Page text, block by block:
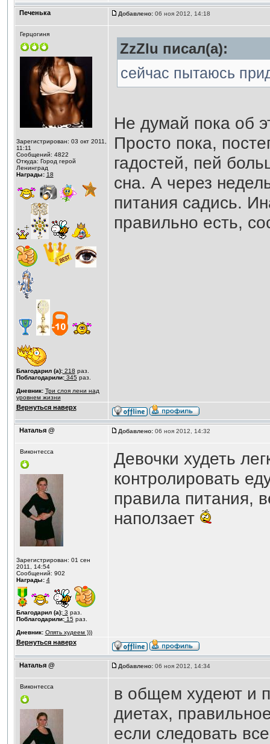
Печенька Добавлено:06 ноя 2012, 14:18
Герцогиня
Зарегистрирован: 03 окт 2011,
11:11
Сообщений: 4822
Откуда: Город герой
Ленинград
Награды: 18
Благодарил (а):218 раз.
Поблагодарили:345 раз.
Дневник: Три слоя лени над
уровнем жизни
ZzZlu писал(а):
сейчас пытаюсь
Не думай пока об
Просто пока,
гадостей, пей
сна. А через
питания садись.
правильно есть,
Вернуться наверх
Наталья @ Добавлено:06 ноя 2012, 14:32
Виконтесса
Зарегистрирован: 01 сен
2011, 14:54
Сообщений: 902
Награды: 4
Благодарил (а):3 раз.
Поблагодарили:15раз.
Дневник: Опять худеем )))
Девочки худеть
контролировать
правила питания,
наползает
Вернуться наверх
Наталья @ Добавлено:06 ноя 2012, 14:34
Виконтесса
в общем худеют и
диетах,
если следовать